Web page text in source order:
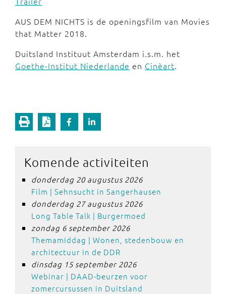
AUS DEM NICHTS is de openingsfilm van Movies
that Matter 2018.
Duitsland Instituut Amsterdam i.s.m. het
Goethe-Institut Niederlande en Cinèart.
Komende activiteiten
donderdag 20 augustus 2026
Film | Sehnsucht in Sangerhausen
donderdag 27 augustus 2026
Long Table Talk | Burgermoed
zondag 6 september 2026
Themamiddag | Wonen, stedenbouw en
architectuur in de DDR
dinsdag 15 september 2026
Webinar | DAAD-beurzen voor
zomercursussen in Duitsland